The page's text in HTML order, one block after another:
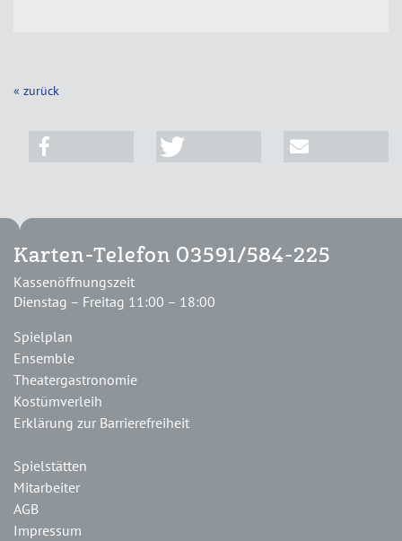
« zurück
Karten-Telefon 03591/584-225
Kassenöffnungszeit
Dienstag – Freitag 11:00 – 18:00
Spielplan
Ensemble
Theatergastronomie
Kostümverleih
Erklärung zur Barrierefreiheit
Spielstätten
Mitarbeiter
AGB
Impressum